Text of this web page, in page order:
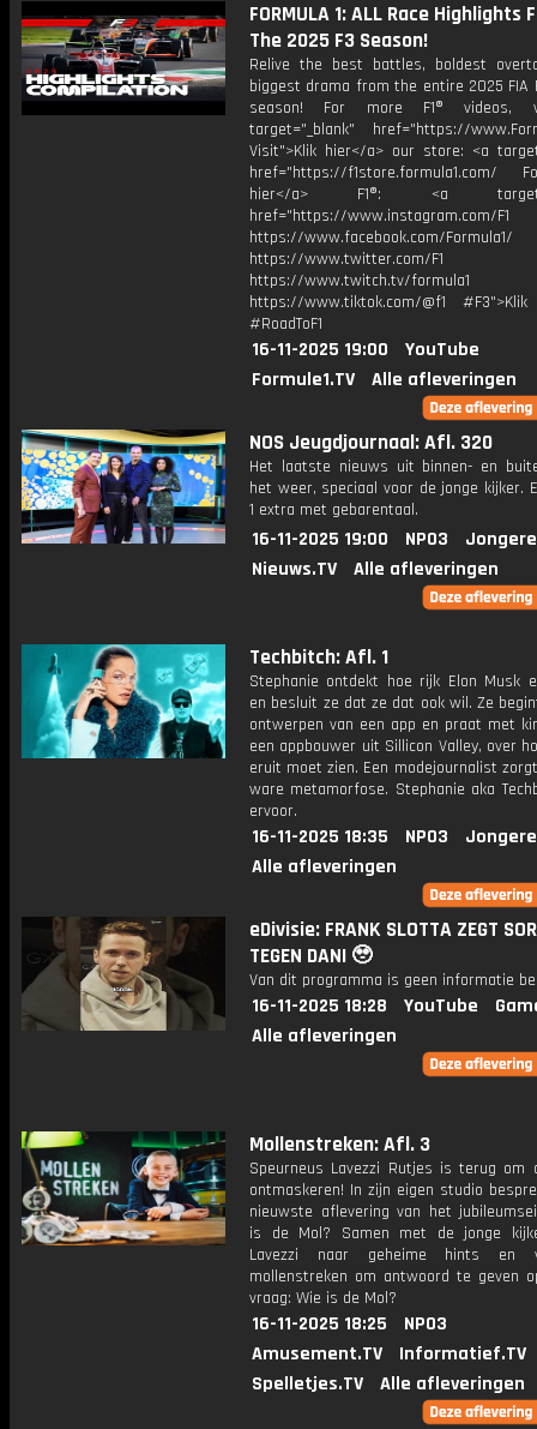
FORMULA 1: ALL Race Highlights
The 2025 F3 Season!
Relive the best battles, boldest
biggest drama from the entire 2025 FIA
season! For more F1® videos,
target="_blank" href="https://
Visit">Klik hier</a> our store: <a
href="https://f1store.formula1.com/
hier</a> F1®: <a
href="https://www.instagram.com/F1
https://www.facebook.com/Formula1/
https://www.twitter.com/F1
https://www.twitch.tv/formula1
https://www.tiktok.com/@f1
#RoadToF1
16-11-2025 19:00
YouTube
Formule1.TV
Alle afleveringen
NOS Jeugdjournaal: Afl. 320
Het laatste nieuws uit binnen- en
het weer, speciaal voor de jonge kijker.
1 extra met gebarentaal.
16-11-2025 19:00 NPO3
Nieuws.TV
Alle afleveringen
Techbitch: Afl. 1
Stephanie ontdekt hoe rijk Elon Musk
en besluit ze dat ze dat ook wil. Ze
ontwerpen van een app en praat met
een appbouwer uit Sillicon Valley, over
eruit moet zien. Een modejournalist
ware metamorfose. Stephanie aka
ervoor.
16-11-2025 18:35 NPO3
Alle afleveringen
eDivisie: FRANK SLOTTA ZEGT
TEGEN DANI 🥹
Van dit programma is geen informatie
16-11-2025 18:28 YouTube
Alle afleveringen
Mollenstreken: Afl. 3
Speurneus Lavezzi Rutjes is terug om
ontmaskeren! In zijn eigen studio
nieuwste aflevering van het
is de Mol? Samen met de jonge
Lavezzi naar geheime hints en
mollenstreken om antwoord te geven
vraag: Wie is de Mol?
16-11-2025 18:25
NPO3
Amusement.TV
Informatief.TV
Spelletjes.TV
Alle afleveringen